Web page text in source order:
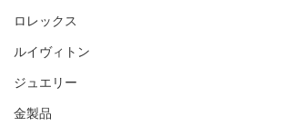
ロレックス
ルイヴィトン
ジュエリー
金製品